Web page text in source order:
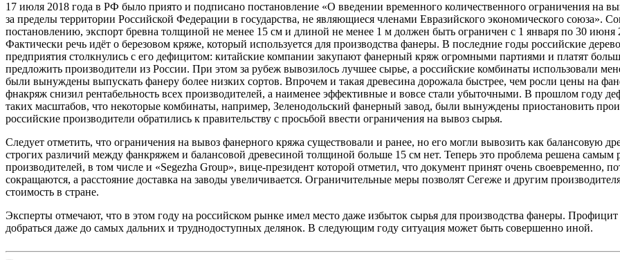
17 июля 2018 года в РФ было приято и подписано постановление «О введении временного количественного ограничения на
за пределы территории Российской Федерации в государства, не являющиеся членами Евразийского экономического союза».
постановлению, экспорт бревна толщиной не менее 15 см и длиной не менее 1 м должен быть ограничен с 1 января по 30 июня
Фактически речь идёт о березовом кряже, который используется для производства фанеры. В последние годы российские
предприятия столкнулись с его дефицитом: китайские компании закупают фанерный кряж огромными партиями и платят
предложить производители из России. При этом за рубеж вывозилось лучшее сырье, а российские комбинаты использовали
были вынуждены выпускать фанеру более низких сортов. Впрочем и такая древесина дорожала быстрее, чем росли цены на
фнакряж снизил рентабельность всех производителей, а наименее эффективные и вовсе стали убыточными. В прошлом году
таких масштабов, что некоторые комбинаты, например, Зеленодольский фанерный завод, были вынуждены приостановить
российские производители обратились к правительству с просьбой ввести ограничения на вывоз сырья.
Следует отметить, что ограничения на вывоз фанерного кряжа существовали и ранее, но его могли вывозить как балансовую
строгих различий между фанкряжем и балансовой древесиной толщиной больше 15 см нет. Теперь это проблема решена самым
производителей, в том числе и «Segezha Group», вице-президент которой отметил, что документ принят очень своевременно,
сокращаются, а расстояние доставка на заводы увеличивается. Ограничительные меры позволят Сегеже и другим
стоимость в стране.
Эксперты отмечают, что в этом году на российском рынке имел место даже избыток сырья для производства фанеры. Профицит
добраться даже до самых дальних и труднодоступных делянок. В следующим году ситуация может быть совершенно иной.